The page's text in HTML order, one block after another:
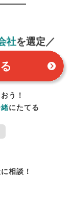
社を選定／
う！
にたてる
相談！